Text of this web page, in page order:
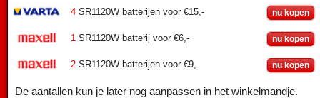
4 SR1120W batterijen voor €15,- nu kopen
1 SR1120W batterij voor €6,- nu kopen
2 SR1120W batterijen voor €9,- nu kopen
De aantallen kun je later nog aanpassen in het winkelmandje.